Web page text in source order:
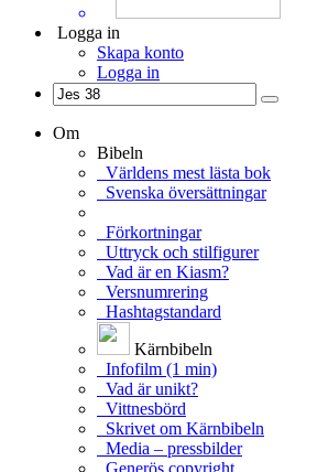
Logga in
Skapa konto
Logga in
Om
Bibeln
Världens mest lästa bok
Svenska översättningar
Förkortningar
Uttryck och stilfigurer
Vad är en Kiasm?
Versnumrering
Hashtagstandard
Kärnbibeln
Infofilm (1 min)
Vad är unikt?
Vittnesbörd
Skrivet om Kärnbibeln
Media – pressbilder
Generös copyright